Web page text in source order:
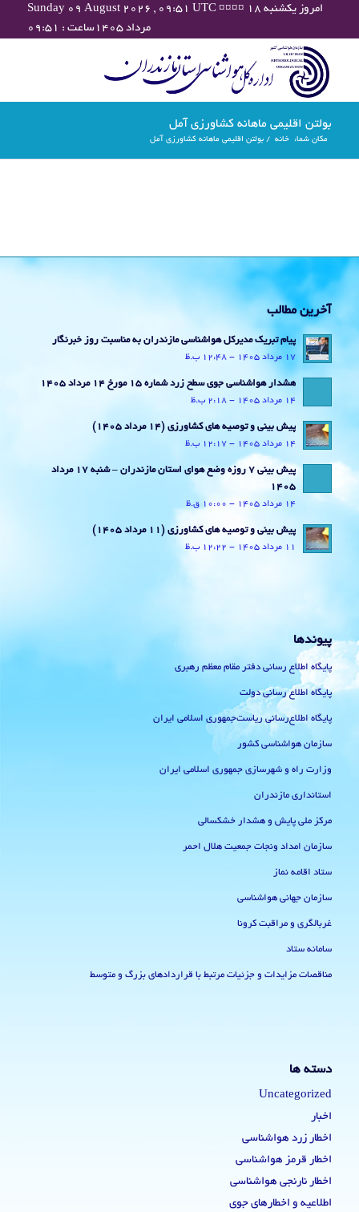
Sunday 09 August 2026 , 09:51 UTC ¤¤¤¤ امروز یکشنبه ۱۸
مرداد ۱۴۰۵ساعت : ۰۹:۵۱
بولتن اقلیمی ماهانه کشاورزی آمل
مکان شما: خانه / بولتن اقلیمی ماهانه کشاورزی آمل
آخرین مطالب
پیام تبریک مدیرکل هواشناسی مازندران به مناسبت روز خبرنگار
17 مرداد 1405 - 12:48 ب.ظ
هشدار هواشناسی جوی سطح زرد شماره 15 مورخ 14 مرداد 1405
14 مرداد 1405 - 2:18 ب.ظ
پیش بینی و توصیه های کشاورزی (14 مرداد ۱۴۰۵)
14 مرداد 1405 - 12:17 ب.ظ
پیش بینی 7 روزه وضع هوای استان مازندران – شنبه 17 مرداد
1405
14 مرداد 1405 - 10:00 ق.ظ
پیش بینی و توصیه های کشاورزی (11 مرداد ۱۴۰۵)
11 مرداد 1405 - 12:22 ب.ظ
پیوندها
پایگاه اطلاع رسانی دفتر مقام معظم رهبری
پایگاه اطلاع رسانی دولت
پایگاه اطلاع‌رسانی ریاست‌جمهوری اسلامی ایران
سازمان هواشناسی کشور
وزارت راه و شهرسازی جمهوری اسلامی ایران
استانداری مازندران
مرکز ملی پایش و هشدار خشکسالی
سازمان امداد ونجات جمعیت هلال احمر
ستاد اقامه نماز
سازمان جهانی هواشناسی
غربالگری و مراقبت کرونا
سامانه ستاد
مناقصات مزایدات و جزئیات مرتبط با قراردادهای بزرگ و متوسط
دسته ها
Uncategorized
اخبار
اخطار زرد هواشناسی
اخطار قرمز هواشناسی
اخطار نارنجی هواشناسی
اطلاعیه و اخطارهای جوی